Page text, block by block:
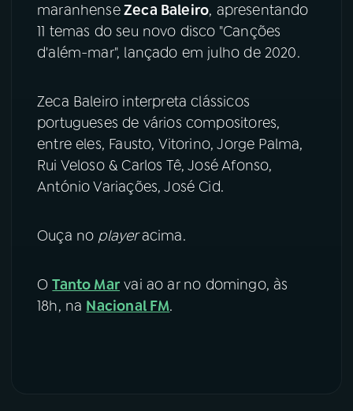
08FESTIVAL DE MÚSICA
ACOMPANHE A RÁDIO NACIONAL
YouTube Facebook
Instagram
TikTok
maranhenseZeca Baleiro, apresentando
11 temas do seu novo disco "Canções
d'além-mar", lançado em julho de 2020.
Zeca Baleiro interpreta clássicos
portugueses de vários compositores,
entre eles, Fausto, Vitorino, Jorge Palma,
Rui Veloso & Carlos Tê, José Afonso,
António Variações, José Cid.
Ouça no playeracima.
OTanto Mar vai ao ar no domingo, às
18h, na Nacional FM.